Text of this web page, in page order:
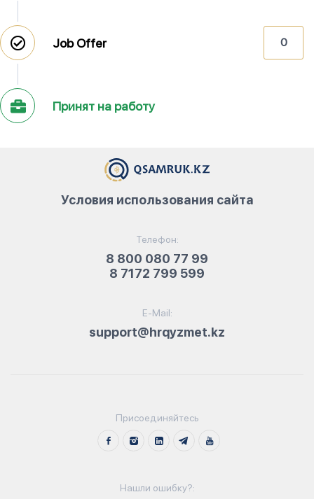
Job Offer 0
Принят на работу
Телефон:
8 800 080 77 99
8 7172 799 599
E-Mail:
support@hrqyzmet.kz
Условия использования сайта
Присоединяйтесь
Нашли ошибку?: